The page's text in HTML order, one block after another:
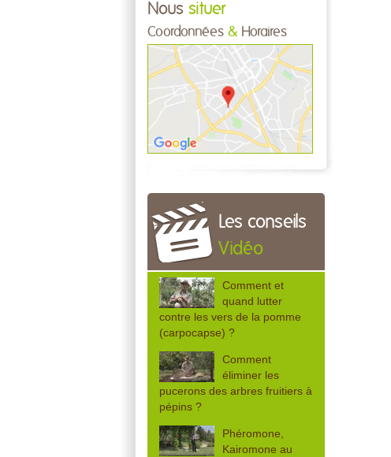
Nous situer
Coordonnées & Horaires
Les conseils
Vidéo
Comment et
quand lutter
contre les vers de la pomme
(carpocapse) ?
Comment
éliminer les
pucerons des arbres fruitiers à
pépins ?
Phéromone,
Kairomone au